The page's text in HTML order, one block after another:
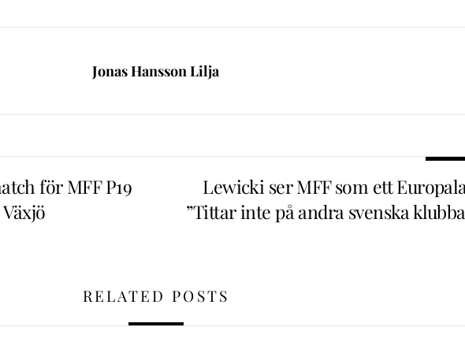
Jonas Hansson Lilja
för MFF P19
Lewicki ser MFF som ett
”Tittar inte på andra svenska
RELATED POSTS